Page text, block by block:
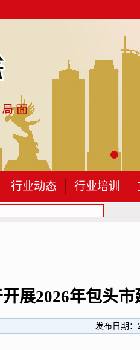
行业动态 行业培训
展2026年包头
发布日期：